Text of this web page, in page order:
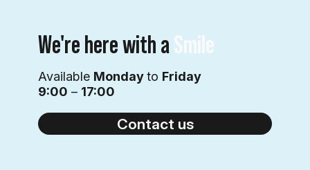
We're here with aSmile
Available Mondayto Friday
9:00 – 17:00
Contact us